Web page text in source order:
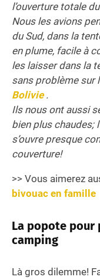
l’ouverture totale
Nous les avions
du Sud, dans la
en plume, facile à
les laisser dans la
sans problème sur
Bolivie.
Ils nous ont aussi
bien plus chaudes;
s’ouvre presque
couverture!
>> Vous aimerez
bivouac en famille
La popote pour
camping
Là gros dilemme!